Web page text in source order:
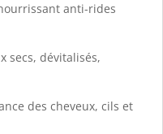
anti-rides
secs, dévitalisés,
des cheveux, cils et